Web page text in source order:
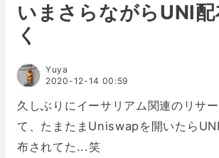
いまさらながらUNI
く
Yuya
2020-12-14 00:59
久しぶりにイーサリアム関連のリサ
て、たまたまUniswapを開いたら
布されてた...笑